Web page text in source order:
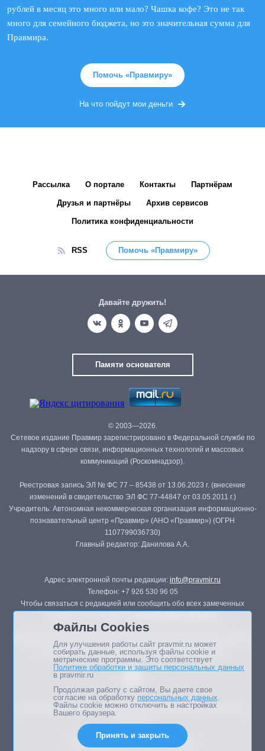
рублей в месяц это много или мало? Чашка кофе? Это не так
много для семейного бюджета, но это значительная сумма для
Правмира.
Помочь «Правмиру»
На что пойдут мои деньги
Рассылка О портале Контакты Партнёрам
Друзья и партнёры Архив сервисов
Политика конфиденциальности
RSS Помочь «Правмиру»
Давайте дружить!
Памяти основателя
© 2003—2026.
Сетевое издание Правмир зарегистрировано в Федеральной службе по
надзору в сфере связи, информационных технологий и массовых
коммуникаций (Роскомнадзор).
Реестровая запись ЭЛ № ФС 77 – 85438 от 13.06.2023 г. (внесение
изменений в свидетельство ЭЛ ФС 77-44847 от 03.05.2011 г.)
Учредитель: Автономная некоммерческая организация информационно-
познавательный центр «Правмир» (АНО «Правмир») (ОГРН
1107799036730)
Главный редактор: Данилова А.А.
Адрес электронной почты редакции: info@pravmir.ru
Телефон: +7 926 530 96 05
Чтобы связаться с редакцией или сообщить обо всех замеченных
Републикация материалов сайта в печатных изданиях (книгах, прессе)
возможна только с письменного разрешения редакции.
Мнение авторов статей портала может не совпадать с позицией
Дизайн сайта -
Файлы Cookies
Для улучшения работы сайт pravmir.ru может
собирать данные, используя файлы cookie и
метрические программы. Это соответствует
Политике обработки и защиты персональных данных
в pravmir.ru
Продолжая работу с сайтом, Вы даете свое
согласие на обработку персональных данных.
Файлы cookie можно отключить в настройках
Вашего браузера.
Принять и закрыть